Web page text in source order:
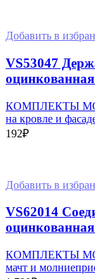
Добавить в
VS53047
КОМПЛЕКТЫ
на кровле и
192₽
Добавить в
VS62014
КОМПЛЕКТЫ
мачт и